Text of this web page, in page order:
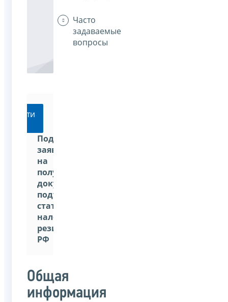
Часто
задаваемые
вопросы
Перейти
Подать
заявление
на
получение
документа,
подтверждающего
статус
налогового
резидента
РФ
Общая
информация